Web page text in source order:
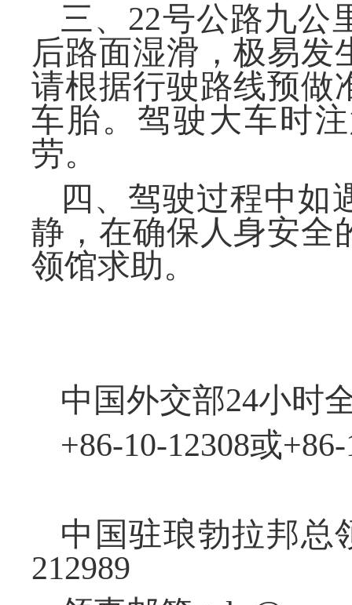
三、 22号公路九公
后路面湿滑，极易发
请根据行驶路线预做
车胎。驾驶大车时
劳。
四、驾驶过程中如
静，在确保人身安全
领馆求助。
中国外交部24小时
+86-10-12308或
中国驻琅勃拉邦总
212989